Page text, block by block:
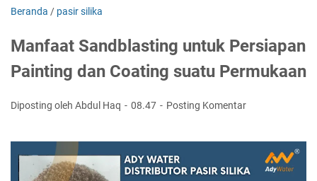
Beranda / pasir silika
Manfaat Sandblasting untuk Persiapan
Painting dan Coating suatu Permukaan
Diposting oleh Abdul Haq 08.47 Posting Komentar